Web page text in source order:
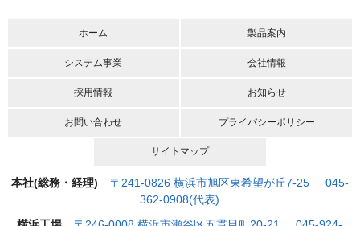
ホーム 製品案内
システム事業 会社情報
採用情報 お知らせ
お問い合わせ プライバシーポリシー
サイトマップ
本社(総務・経理)
〒241-0826 横浜市旭区東希望が丘7-25 045-
362-0908(代表)